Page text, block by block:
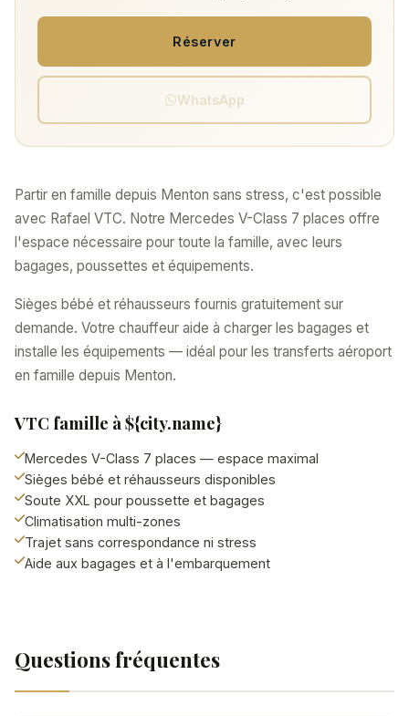
Partir en famille depuis Menton sans stress, c'est possible
avec Rafael VTC. Notre Mercedes V-Class 7 places offre
l'espace nécessaire pour toute la famille, avec leurs
bagages, poussettes et équipements.
Sièges bébé et réhausseurs fournis gratuitement sur
demande. Votre chauffeur aide à charger les bagages et
installe les équipements — idéal pour les transferts aéroport
en famille depuis Menton.
VTC famille à ${city.name}
Mercedes V-Class 7 places — espace maximal
Sièges bébé et réhausseurs disponibles
Soute XXL pour poussette et bagages
Climatisation multi-zones
Trajet sans correspondance ni stress
Aide aux bagages et à l'embarquement
Réserver
WhatsApp
Questions fréquentes